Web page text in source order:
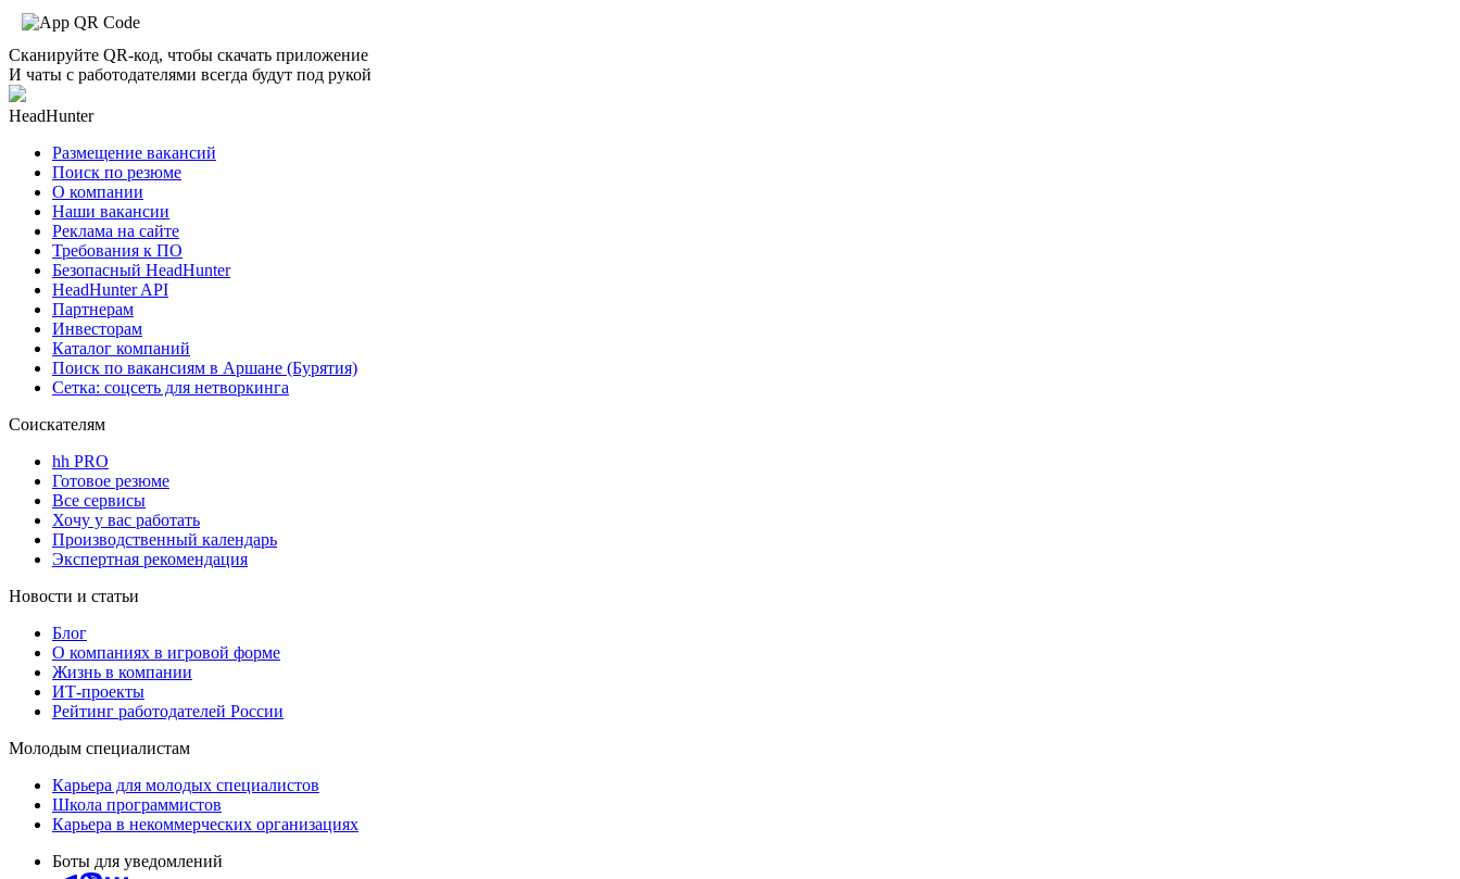
Сканируйте QR-код, чтобы скачать приложение
И чаты с работодателями всегда будут под рукой
HeadHunter
Размещение вакансий
Поиск по резюме
О компании
Наши вакансии
Реклама на сайте
Требования к ПО
Безопасный HeadHunter
HeadHunter API
Партнерам
Инвесторам
Каталог компаний
Поиск по вакансиям в Аршане (Бурятия)
Сетка: соцсеть для нетворкинга
Соискателям
hh PRO
Готовое резюме
Все сервисы
Хочу у вас работать
Производственный календарь
Экспертная рекомендация
Новости и статьи
Блог
О компаниях в игровой форме
Жизнь в компании
ИТ-проекты
Рейтинг работодателей России
Молодым специалистам
Карьера для молодых специалистов
Школа программистов
Карьера в некоммерческих организациях
Боты для уведомлений